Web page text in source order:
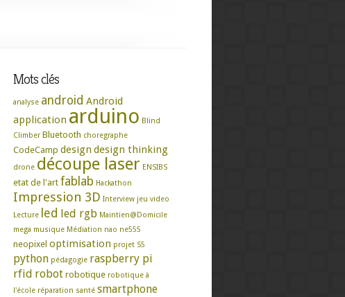
Mots clés
analyse android Android
application arduino Blind
Climber Bluetooth choregraphe
CodeCamp design design thinking
drone découpe laser ENSIBS
etat de l'art fablab Hackathon
Impression 3D Interview jeu video
Lecture
led led rgb Maintien@Domicile
mega musique Médiation nao ne555
neopixel optimisation projet S5
python pédagogie raspberry pi
rfid robot robotique robotique à
l'école réparation santé smartphone